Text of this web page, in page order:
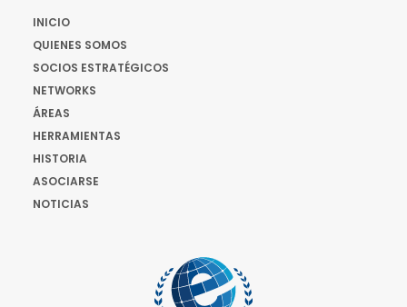
INICIO
QUIENES SOMOS
SOCIOS ESTRATÉGICOS
NETWORKS
ÁREAS
HERRAMIENTAS
HISTORIA
ASOCIARSE
NOTICIAS